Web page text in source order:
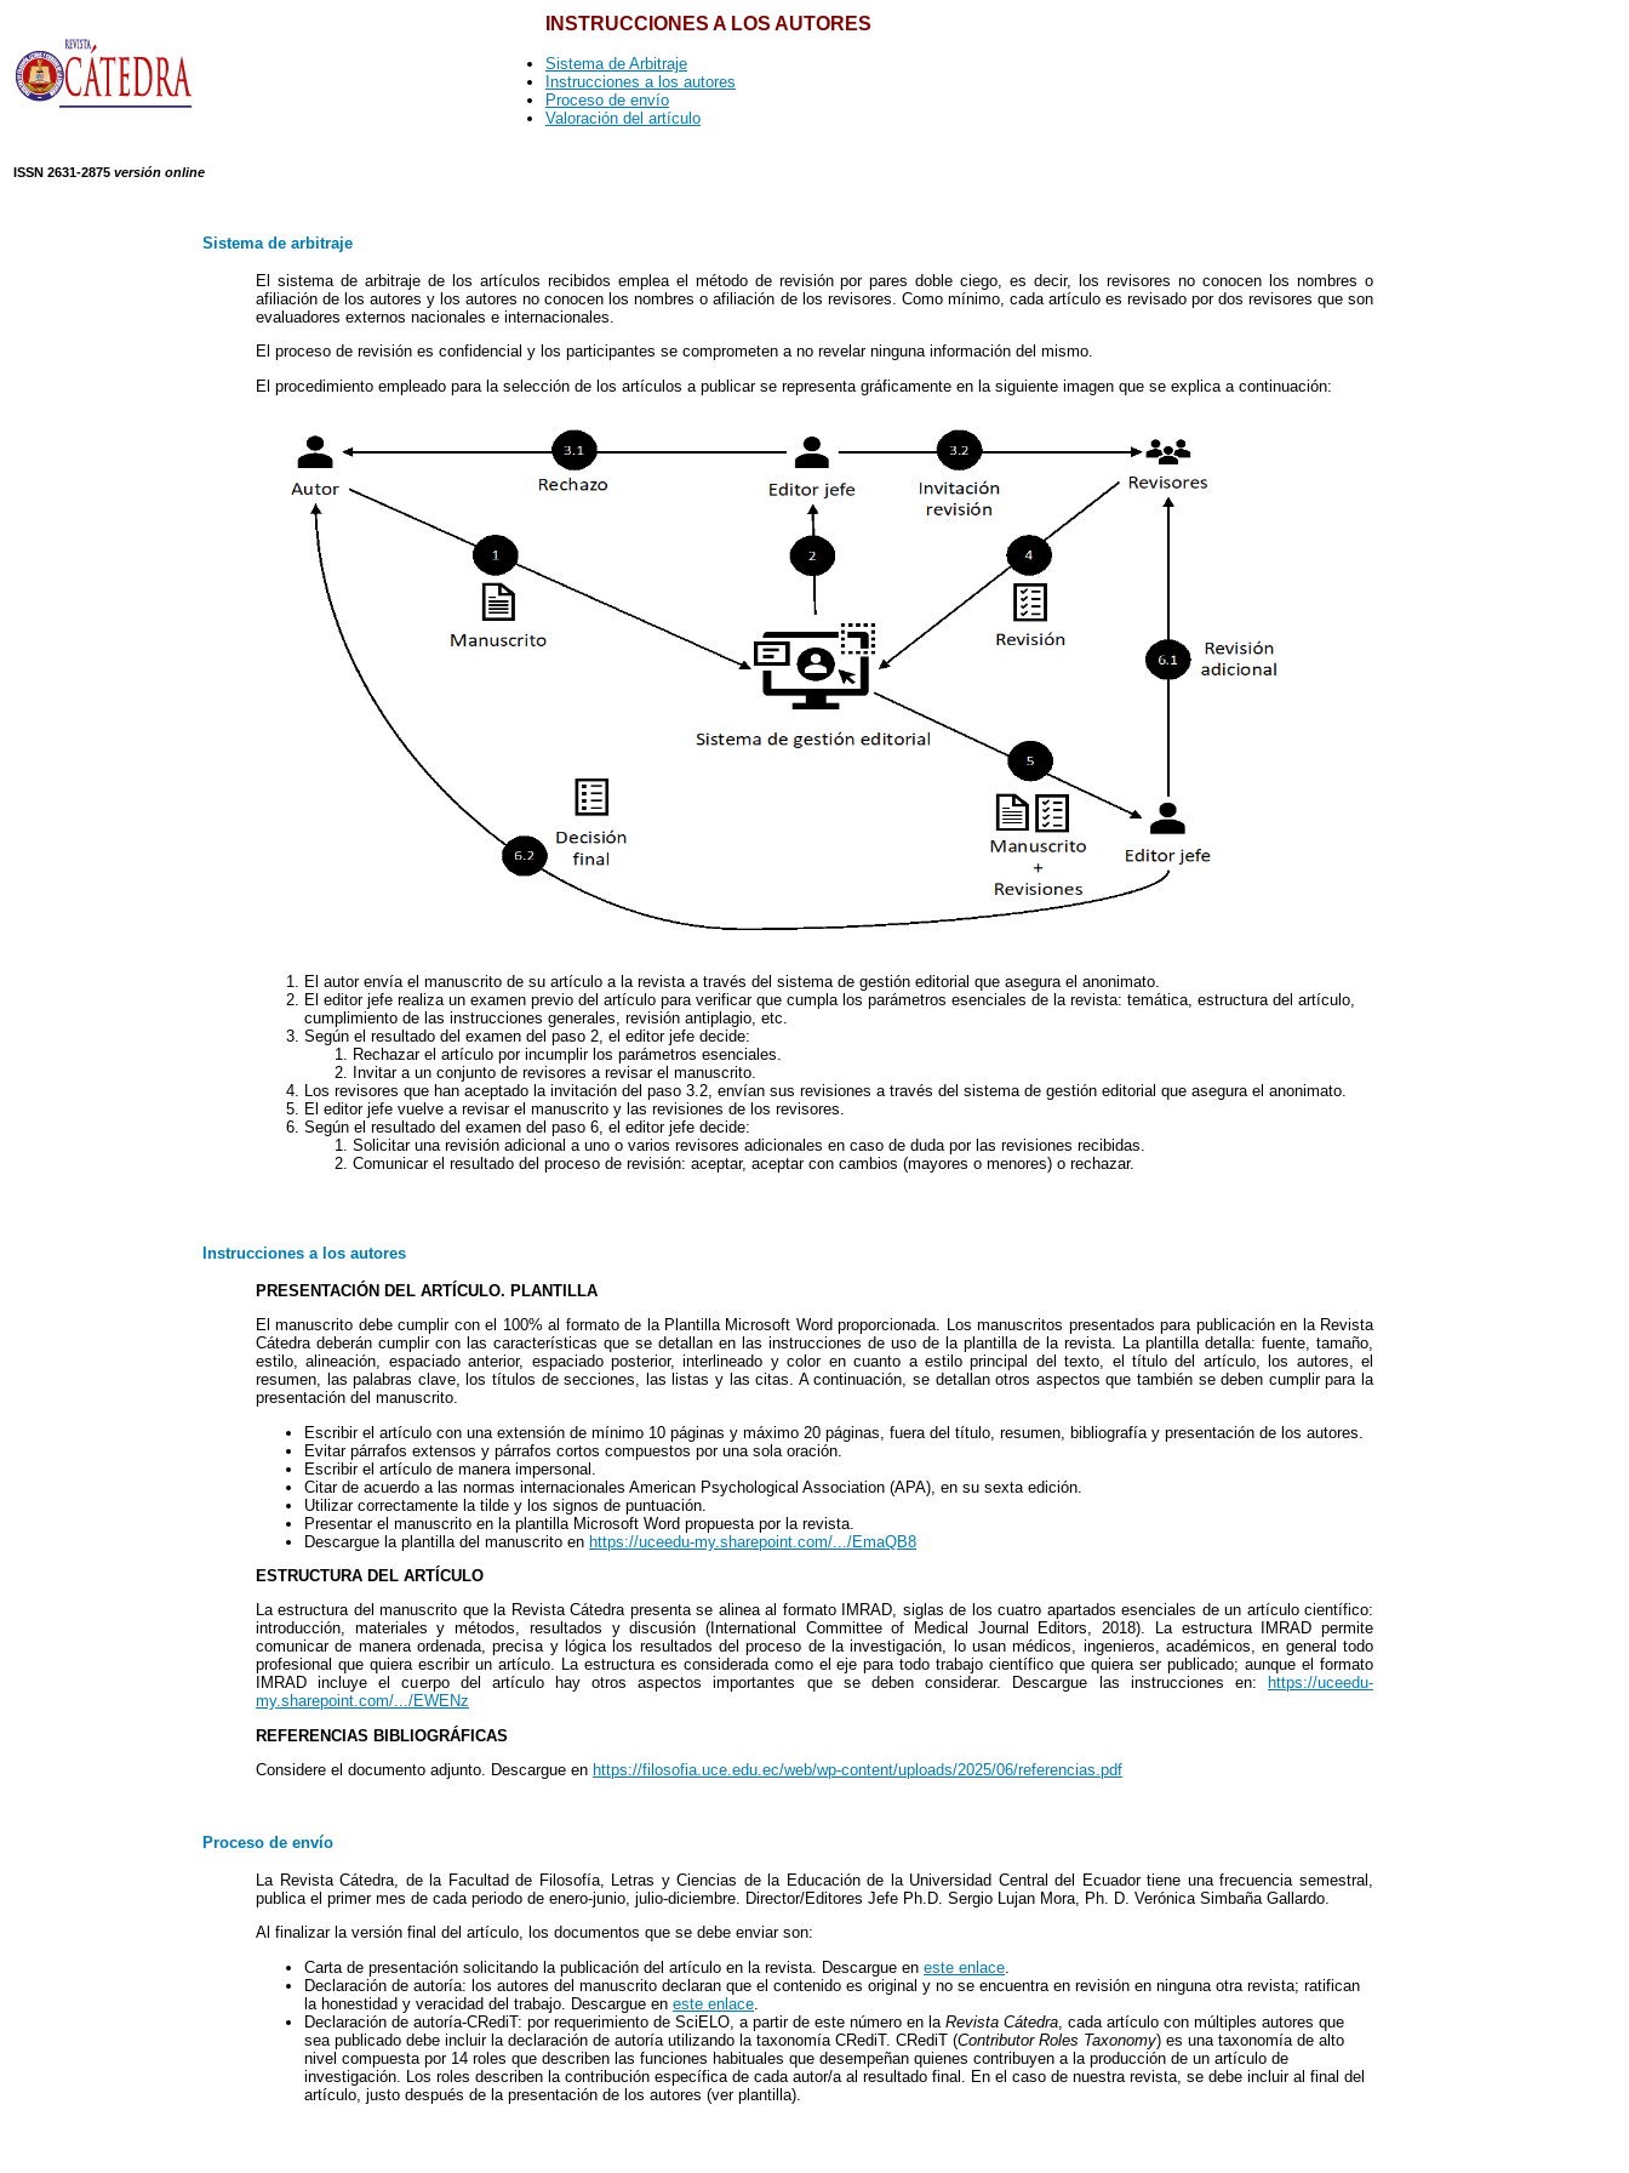
ISSN 2631-2875 versión online
INSTRUCCIONES A LOS AUTORES
Sistema de Arbitraje
Instrucciones a los autores
Proceso de envío
Valoración del artículo
Sistema de arbitraje
El sistema de arbitraje de los artículos recibidos emplea el método de revisión por pares doble ciego, es decir, los revisores no conocen los nombres o
afiliación de los autores y los autores no conocen los nombres o afiliación de los revisores. Como mínimo, cada artículo es revisado por dos revisores que son
evaluadores externos nacionales e internacionales.
El proceso de revisión es confidencial y los participantes se comprometen a no revelar ninguna información del mismo.
El procedimiento empleado para la selección de los artículos a publicar se representa gráficamente en la siguiente imagen que se explica a continuación:
El autor envía el manuscrito de su artículo a la revista a través del sistema de gestión editorial que asegura el anonimato.
El editor jefe realiza un examen previo del artículo para verificar que cumpla los parámetros esenciales de la revista: temática, estructura del artículo,
cumplimiento de las instrucciones generales, revisión antiplagio, etc.
Según el resultado del examen del paso 2, el editor jefe decide:
Rechazar el artículo por incumplir los parámetros esenciales.
Invitar a un conjunto de revisores a revisar el manuscrito.
Los revisores que han aceptado la invitación del paso 3.2, envían sus revisiones a través del sistema de gestión editorial que asegura el anonimato.
El editor jefe vuelve a revisar el manuscrito y las revisiones de los revisores.
Según el resultado del examen del paso 6, el editor jefe decide:
Solicitar una revisión adicional a uno o varios revisores adicionales en caso de duda por las revisiones recibidas.
Comunicar el resultado del proceso de revisión: aceptar, aceptar con cambios (mayores o menores) o rechazar.
Instrucciones a los autores
PRESENTACIÓN DEL ARTÍCULO. PLANTILLA
El manuscrito debe cumplir con el 100% al formato de la Plantilla Microsoft Word proporcionada. Los manuscritos presentados para publicación en la Revista
Cátedra deberán cumplir con las características que se detallan en las instrucciones de uso de la plantilla de la revista. La plantilla detalla: fuente, tamaño,
estilo, alineación, espaciado anterior, espaciado posterior, interlineado y color en cuanto a estilo principal del texto, el título del artículo, los autores, el
resumen, las palabras clave, los títulos de secciones, las listas y las citas. A continuación, se detallan otros aspectos que también se deben cumplir para la
presentación del manuscrito.
Escribir el artículo con una extensión de mínimo 10 páginas y máximo 20 páginas, fuera del título, resumen, bibliografía y presentación de los autores.
Evitar párrafos extensos y párrafos cortos compuestos por una sola oración.
Escribir el artículo de manera impersonal.
Citar de acuerdo a las normas internacionales American Psychological Association (APA), en su sexta edición.
Utilizar correctamente la tilde y los signos de puntuación.
Presentar el manuscrito en la plantilla Microsoft Word propuesta por la revista.
Descargue la plantilla del manuscrito en https://uceedu-my.sharepoint.com/.../EmaQB8
ESTRUCTURA DEL ARTÍCULO
La estructura del manuscrito que la Revista Cátedra presenta se alinea al formato IMRAD, siglas de los cuatro apartados esenciales de un artículo científico:
introducción, materiales y métodos, resultados y discusión (International Committee of Medical Journal Editors, 2018). La estructura IMRAD permite
comunicar de manera ordenada, precisa y lógica los resultados del proceso de la investigación, lo usan médicos, ingenieros, académicos, en general todo
profesional que quiera escribir un artículo. La estructura es considerada como el eje para todo trabajo científico que quiera ser publicado; aunque el formato
IMRAD incluye el cuerpo del artículo hay otros aspectos importantes que se deben considerar. Descargue las instrucciones en:
https://uceedu-
my.sharepoint.com/.../EWENz
REFERENCIAS BIBLIOGRÁFICAS
Considere el documento adjunto. Descargue en https://filosofia.uce.edu.ec/web/wp-content/uploads/2025/06/referencias.pdf
Proceso de envío
La Revista Cátedra, de la Facultad de Filosofía, Letras y Ciencias de la Educación de la Universidad Central del Ecuador tiene una frecuencia semestral,
publica el primer mes de cada periodo de enero-junio, julio-diciembre. Director/Editores Jefe Ph.D. Sergio Lujan Mora, Ph. D. Verónica Simbaña Gallardo.
Al finalizar la versión final del artículo, los documentos que se debe enviar son:
Carta de presentación solicitando la publicación del artículo en la revista. Descargue en este enlace
Declaración de autoría: los autores del manuscrito declaran que el contenido es original y no se encuentra en revisión en ninguna otra revista; ratifican
la honestidad y veracidad del trabajo. Descargue en este enlace
Declaración de autoría-CRediT: por requerimiento de SciELO, a partir de este número en la Revista Cátedra , cada artículo con múltiples autores que
sea publicado debe incluir la declaración de autoría utilizando la taxonomía CRediT. CRediT (Contributor Roles Taxonomy) es una taxonomía de alto
nivel compuesta por 14 roles que describen las funciones habituales que desempeñan quienes contribuyen a la producción de un artículo de
investigación. Los roles describen la contribución específica de cada autor/a al resultado final. En el caso de nuestra revista, se debe incluir al final del
artículo, justo después de la presentación de los autores (ver plantilla).